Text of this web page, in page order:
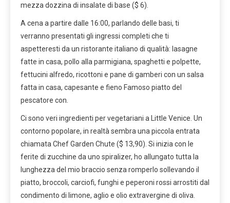
mezza dozzina di insalate di base ($ 6).
A cena a partire dalle 16:00, parlando delle basi, ti
verranno presentati gli ingressi completi che ti
aspetteresti da un ristorante italiano di qualità: lasagne
fatte in casa, pollo alla parmigiana, spaghetti e polpette,
fettucini alfredo, ricottoni e pane di gamberi con un salsa
fatta in casa, capesante e fieno Famoso piatto del
pescatore con.
Ci sono veri ingredienti per vegetariani a Little Venice. Un
contorno popolare, in realtà sembra una piccola entrata
chiamata Chef Garden Chute ($ 13,90). Si inizia con le
ferite di zucchine da uno spiralizer, ho allungato tutta la
lunghezza del mio braccio senza romperlo sollevando il
piatto, broccoli, carciofi, funghi e peperoni rossi arrostiti dal
condimento di limone, aglio e olio extravergine di oliva.